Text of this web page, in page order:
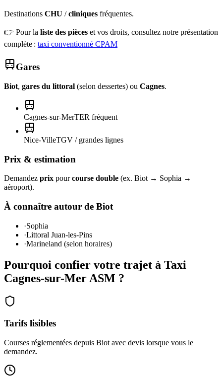
Destinations CHU /cliniques fréquentes.
👉 Pour la liste des pièces et vos droits, consultez notre présentation
complète : taxi conventionné CPAM
Gares
Biot, gares du littoral (selon dessertes) ou Cagnes.
Cagnes-sur-MerTER fréquent
Nice-VilleTGV / grandes lignes
Prix & estimation
Demandez prix pourcourse double (ex. Biot → Sophia →
aéroport).
À connaître autour de Biot
·Sophia
·Littoral Juan-les-Pins
·Marineland (selon horaires)
Pourquoi confier votre trajet à Taxi
Cagnes-sur-Mer ASM ?
Tarifs lisibles
Courses réglementées depuis Biot avec devis lorsque vous le
demandez.